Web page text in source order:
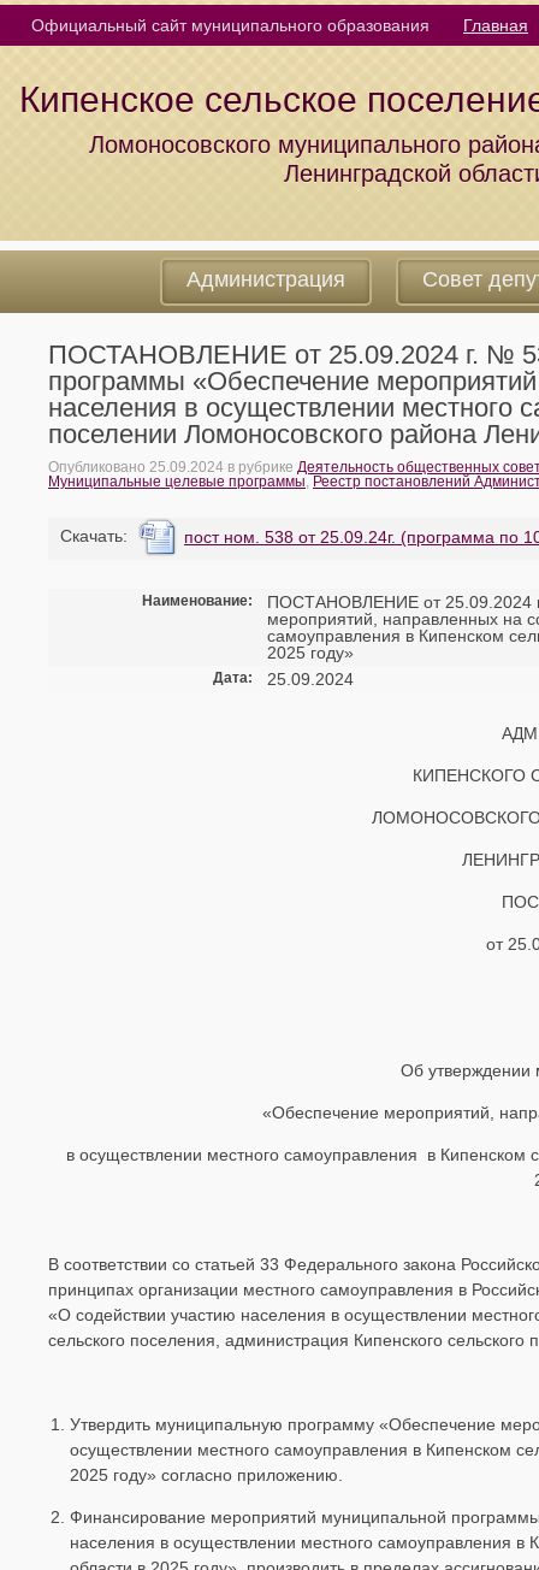
Официальный сайт муниципального образования Главная
Кипенское сельское
Ломоносовского муниципального
Ленинградской
Администрация Совет
ПОСТАНОВЛЕНИЕ от 25.09.2024 г. №
программы «Обеспечение
населения в осуществлении местного
поселении Ломоносовского района
Опубликовано 25.09.2024 в рубрике Деятельность общественных
Муниципальные целевые программы, Реестр постановлений
Cкачать: пост ном. 538 от 25.09.24г. (программа по
Наименование:
ПОСТАНОВЛЕНИЕ от 25.09.2024
мероприятий, направленных на
самоуправления в Кипенском
2025 году»
Дата: 25.09.2024
КИПЕНСКОГО
от
Об утверждении
«Обеспечение мероприятий,
в осуществлении местного самоуправления в Кипенском
В соответствии со статьей 33 Федерального закона
принципах организации местного самоуправления в
«О содействии участию населения в осуществлении
сельского поселения, администрация Кипенского
Утвердить муниципальную программу «Обеспечение
осуществлении местного самоуправления в Кипенском
2025 году» согласно приложению.
Финансирование мероприятий муниципальной
населения в осуществлении местного самоуправления в